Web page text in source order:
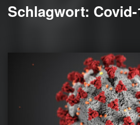
Schlagwort: